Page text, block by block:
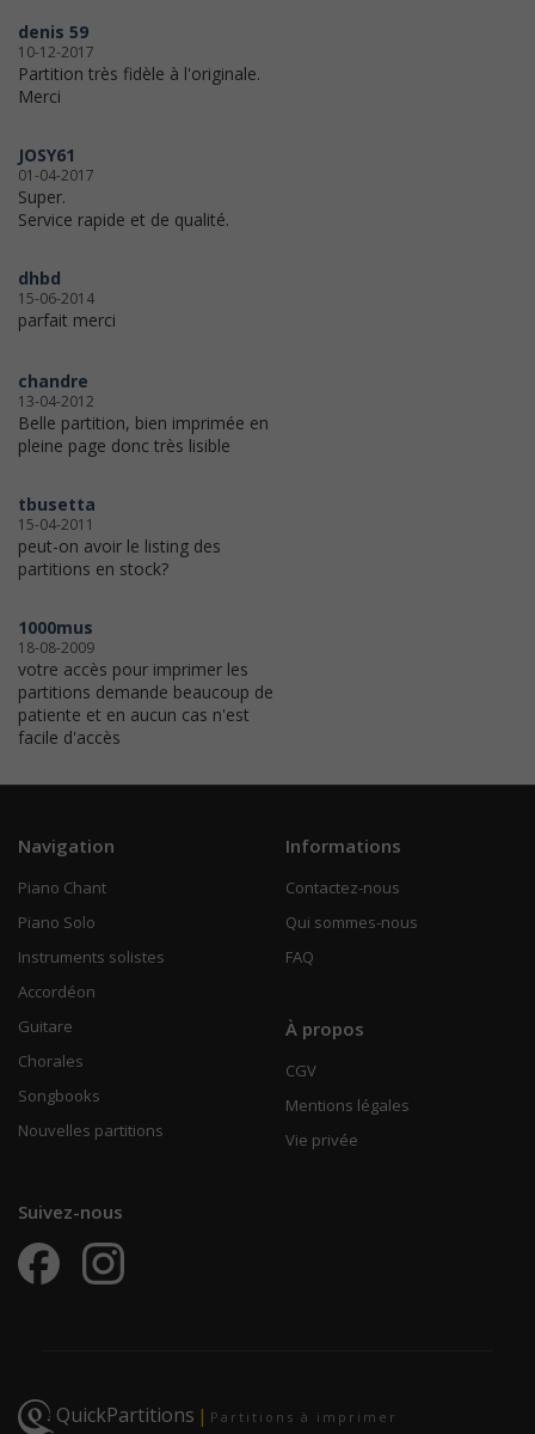
denis 59
10-12-2017
Partition très fidèle à l'originale.
Merci
JOSY61
01-04-2017
Super.
Service rapide et de qualité.
dhbd
15-06-2014
parfait merci
chandre
13-04-2012
Belle partition, bien imprimée en
pleine page donc très lisible
tbusetta
15-04-2011
peut-on avoir le listing des
partitions en stock?
1000mus
18-08-2009
votre accès pour imprimer les
partitions demande beaucoup de
patiente et en aucun cas n'est
facile d'accès
Navigation
Piano Chant
Piano Solo
Instruments solistes
Accordéon
Guitare
Chorales
Songbooks
Nouvelles partitions
Informations
Contactez-nous
Qui sommes-nous
FAQ
À propos
CGV
Mentions légales
Vie privée
Suivez-nous
QuickPartitions | Partitions à imprimer